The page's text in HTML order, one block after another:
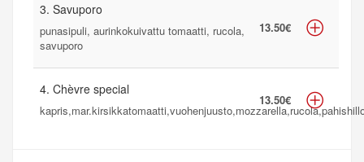
3. Savuporo
punasipuli, aurinkokuivattu tomaatti, rucola,
savuporo
13.50€
4. Chèvre special
13.50€